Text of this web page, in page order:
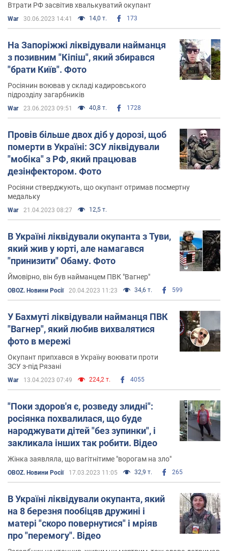
Втрати РФ засвітив хвалькуватий окупант
War 30.06.2023 14:41 14,0 т. 173
На Запоріжжі ліквідували найманця
з позивним "Кіпіш", який збирався
"брати Київ". Фото
Росіянин воював у складі кадировського
підрозділу загарбників
War 23.06.2023 09:51 40,8 т. 1728
Провів більше двох діб у дорозі, щоб
померти в Україні: ЗСУ ліквідували
"мобіка" з РФ, який працював
дезінфектором. Фото
Росіяни стверджують, що окупант отримав посмертну
медальку
War 21.04.2023 08:27 12,5 т.
В Україні ліквідували окупанта з Туви,
який жив у юрті, але намагався
"принизити" Обаму. Фото
Ймовірно, він був найманцем ПВК "Вагнер"
OBOZ. Новини Росії 20.04.2023 11:23 34,6 т. 599
У Бахмуті ліквідували найманця ПВК
"Вагнер", який любив вихвалятися
фото в мережі
Окупант припхався в Україну воювати проти
ЗСУ з-під Рязані
War 13.04.2023 07:49 224,2 т. 4055
"Поки здоров'я є, розведу злидні":
росіянка похвалилася, що буде
народжувати дітей "без зупинки", і
закликала інших так робити. Відео
Жінка заявляла, що вагітнітиме "ворогам на зло"
OBOZ. Новини Росії 17.03.2023 11:05 32,9 т. 265
В Україні ліквідували окупанта, який
на 8 березня пообіцяв дружині і
матері "скоро повернутися" і мріяв
про "перемогу". Відео